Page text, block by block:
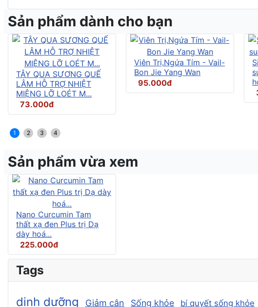
Sản phẩm dành cho bạn
TÂY QUA SƯƠNG QUẾ
LÂM HỖ TRỢ NHIỆT
MIỆNG LỠ LOÉT M...
73.000đ
Viên Trị.Ngứa Tím - Vail-
Bon Jie Yang Wan
95.000đ
1 2 3 4
Sản phẩm vừa xem
Nano Curcumin Tam
thất xạ đen Plus trị Dạ
dày hoá...
225.000đ
Tags
dinh dưỡng Giảm cân Sống khỏe bí quyết sống khỏe